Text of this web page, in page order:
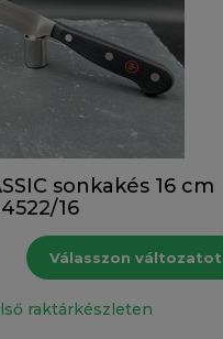
sonkakés 16 cm
4522/16
Válasszon változatot
raktárkészleten